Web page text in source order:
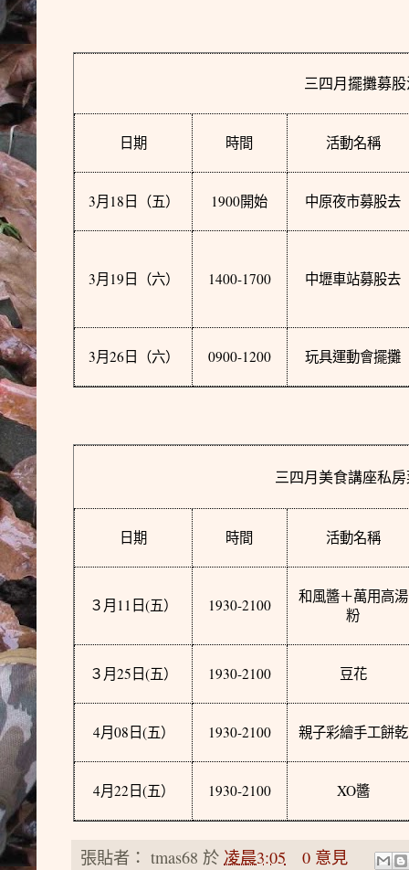
三四月擺攤募
日期 時間 活動名稱
3月 18 日 （五） 1900開始 中原夜市募股去
3月 19 日 （六） 1400-1700 中壢車站募股去
3月26日 （六） 0900-1200 玩具運動會擺攤
三四月美食講座私
日期 時間 活動名稱
３月 11 日(五） 1930-2100
和風醬＋萬用高湯
粉
３月25 日(五） 1930-2100 豆花
4月08 日(五） 1930-2100 親子彩繪手工餅乾
4月22 日(五） 1930-2100 XO醬
張貼者： tmas68 於 凌晨3:05
0 意見